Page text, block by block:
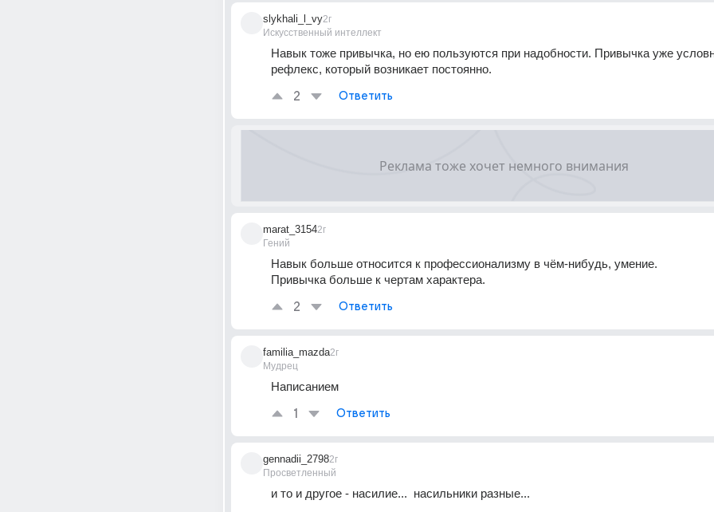
slykhali_l_vy
Искусственный интеллект
2г
Навык тоже привычка, но ею пользуются при надобности. Привычка уже
рефлекс, который возникает постоянно.
2 Ответить
marat_3154
Гений
2г
Навык больше относится к профессионализму в чём-нибудь, умение.
Привычка больше к чертам характера.
2 Ответить
familia_mazda
Мудрец
2г
Написанием
1 Ответить
gennadii_2798
Просветленный
2г
и то и другое - насилие...  насильники разные...